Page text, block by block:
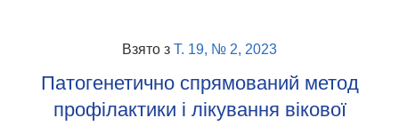
Взято з Т. 19, № 2, 2023
Патогенетично спрямований метод
профілактики і лікування вікової